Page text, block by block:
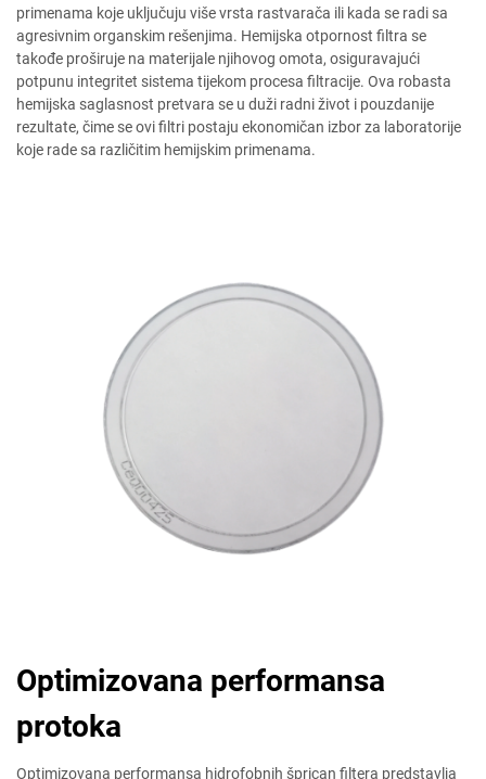
primenama koje uključuju više vrsta rastvarača ili kada se radi sa
agresivnim organskim rešenjima. Hemijska otpornost filtra se
takođe proširuje na materijale njihovog omota, osiguravajući
potpunu integritet sistema tijekom procesa filtracije. Ova robasta
hemijska saglasnost pretvara se u duži radni život i pouzdanije
rezultate, čime se ovi filtri postaju ekonomičan izbor za laboratorije
koje rade sa različitim hemijskim primenama.
Optimizovana performansa
protoka
Optimizovana performansa hidrofobnih šprican filtera predstavlja